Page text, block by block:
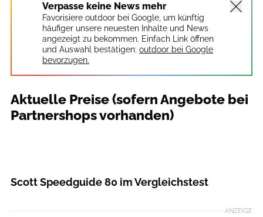
Verpasse keine News mehr
Favorisiere outdoor bei Google, um künftig
häufiger unsere neuesten Inhalte und News
angezeigt zu bekommen. Einfach Link öffnen
und Auswahl bestätigen: outdoor bei Google
bevorzugen.
Aktuelle Preise (sofern Angebote bei
Partnershops vorhanden)
Scott Speedguide 80 im Vergleichstest
ANZEIGE